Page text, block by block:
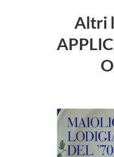
Altri